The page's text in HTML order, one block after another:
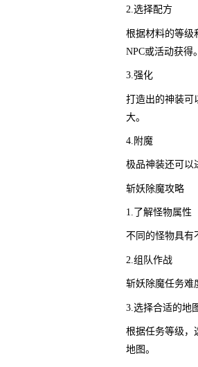
2.选择配方
根据材料的等级
NPC或活动获得。
3.强化
打造出的神装可
大。
4.附魔
极品神装还可以
斩妖除魔攻略
1.了解怪物属性
不同的怪物具有
2.组队作战
斩妖除魔任务难
3.选择合适的地
根据任务等级，
地图。